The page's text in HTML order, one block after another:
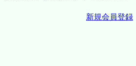
新規会員登録